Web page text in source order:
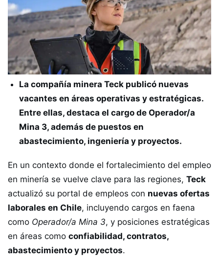
La compañía minera Teck publicó nuevas
vacantes en áreas operativas y estratégicas.
Entre ellas, destaca el cargo de Operador/a
Mina 3, además de puestos en
abastecimiento, ingeniería y proyectos.
En un contexto donde el fortalecimiento del empleo
en minería se vuelve clave para las regiones, Teck
actualizó su portal de empleos con nuevas ofertas
laborales en Chile, incluyendo cargos en faena
como Operador/a Mina 3, y posiciones estratégicas
en áreas como confiabilidad, contratos,
abastecimiento y proyectos.